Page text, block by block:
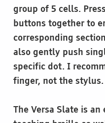
group of 5 cells.
buttons together to
corresponding
also gently push
specific dot. I
finger, not the stylus.
The Versa Slate is